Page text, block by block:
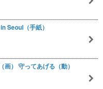
（手紙）
） 守ってあげる（動）